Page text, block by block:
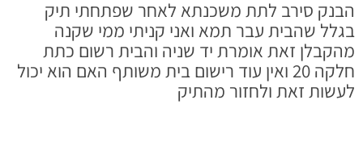
הבנק סירב לתת משכנתא לאחר שפתחתי תיק
בגלל שהבית עבר תמא ואני קניתי ממי שקנה
מהקבלן זאת אומרת יד שניה והבית רשום כתת
חלקה 20 ואין עוד רישום בית משותף האם הוא יכול
לעשות זאת ולחזור מהתיק